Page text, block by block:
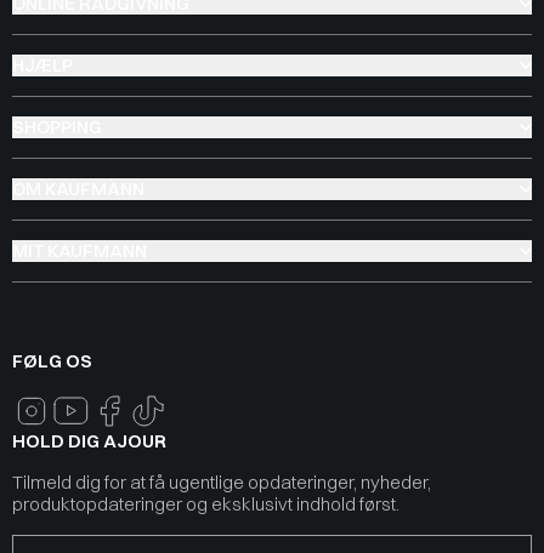
FØLG OS
HOLD DIG AJOUR
Tilmeld dig for at få ugentlige opdateringer, nyheder,
produktopdateringer og eksklusivt indhold først.